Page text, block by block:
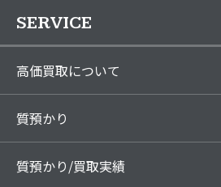
SERVICE
高価買取について
質預かり
質預かり/買取実績